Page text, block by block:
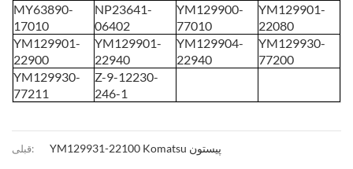
MY63890-
17010
NP23641-
06402
YM129900-
77010
YM129901-
22080
YM129901-
22900
YM129901-
22940
YM129904-
22940
YM129930-
77200
YM129930-
77211
Z-9-12230-
246-1
قبلی: YM129931-22100 Komatsu پیستون